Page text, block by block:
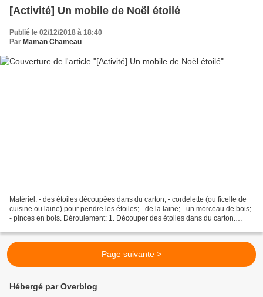
[Activité] Un mobile de Noël étoilé
Publié le 02/12/2018 à 18:40
Par Maman Chameau
Matériel: - des étoiles découpées dans du carton; - cordelette (ou ficelle de
cuisine ou laine) pour pendre les étoiles; - de la laine; - un morceau de bois;
- pinces en bois. Déroulement: 1. Découper des étoiles dans du carton.
Page suivante >
Hébergé par Overblog